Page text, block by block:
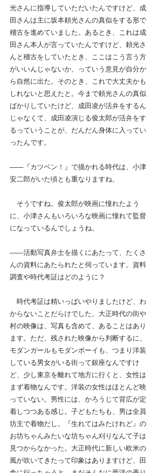
光さんに指導していただいたんですけど、成
田さんは主に坂本頼光さんの真似をする形で
稽古を進めていました。あるとき、これは成
田さん本人が言っていたんですけど、頼光さ
んと稽古をしていたとき、ここはこう言う方
がいいんじゃないか、っていう意見が自分か
ら自然に出た。そのとき、これで大丈夫かも
しれないと思えたと。今まで頼光さんの真似
ばかりしていたけど、成田凌が活弁をするん
じゃなくて、成田凌演じる俊太郎が活弁をす
るっていうことが、だんだん身体に入ってい
ったんです。
―― 『カツベン！』で描かれる時代は、小津
安二郎がいた頃とも重なりますね。
そうですね。俊太郎が映画に憧れたよう
に、小津さんもいろいろな映画に憧れて監督
になっているんでしょうね。
――活動写真弁士を描くにあたって、たくさ
んの資料にあたられたと伺っています。資料
調査や時代考証はどのように？
時代考証は精いっぱいやりましたけど、わ
からないことだらけでした。大正時代の街や
村の映像は、写真も含めて、あることはあり
ます。ただ、残された映像から判断するに、
モダンガールもモダンボーイも、つまり洋装
している男女がいる街って銀座なんですけ
ど、少し東京を離れて地方に行くと、女性は
まず着物なんです。洋装の女性はほとんど映
っていない。男性には、かろうじて背広が定
着しつつある感じ。子どもたちも、男は全員
坊主で着物だし。『生れてはみたけれど』の
お坊ちゃんみたいな坊ちゃん刈りなんて子は
見つからなかった。大正時代に新しい欧米の
風が吹いてきたって印象はありますけど、田